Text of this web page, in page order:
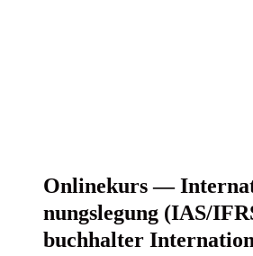
Online­kurs —
nungs­le­gung (IAS/
buch­hal­ter